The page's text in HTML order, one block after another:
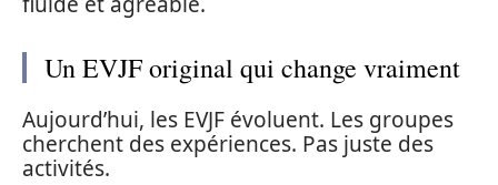
Un EVJF original qui change vraiment
Aujourd’hui, les EVJF évoluent. Les groupes
cherchent des expériences. Pas juste des
activités.